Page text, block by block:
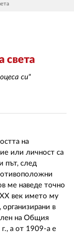
света
си"
на
или личност са
път, след
ме наведе точно
век името му
в
на Общия
а от 1909-а е
БИСКВИТКИТЕ